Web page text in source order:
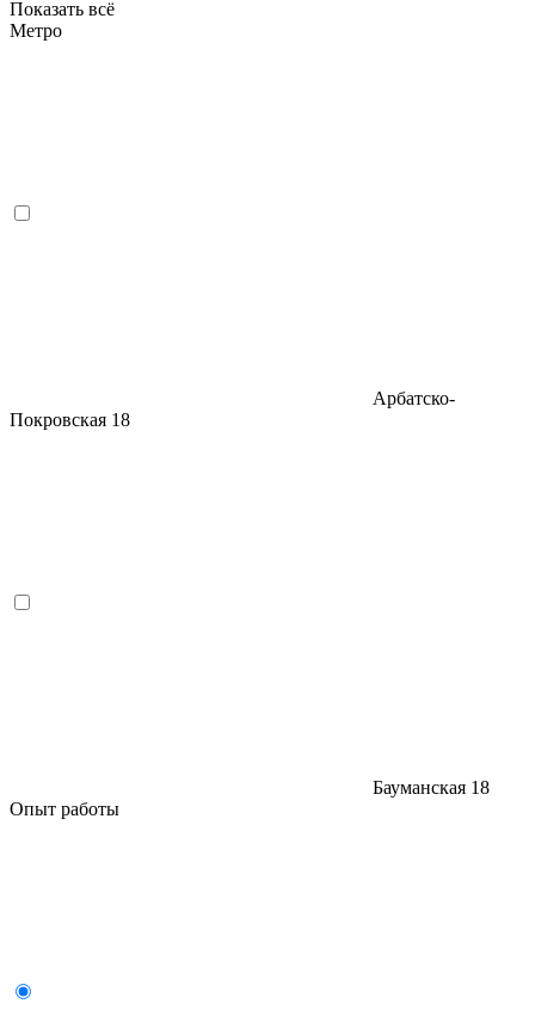
Показать всё
Метро
Арбатско-
Покровская 18
Бауманская 18
Опыт работы